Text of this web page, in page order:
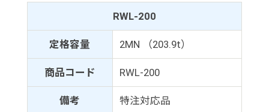
RWL-200
定格容量 2MN （203.9t）
商品コード RWL-200
備考 特注対応品